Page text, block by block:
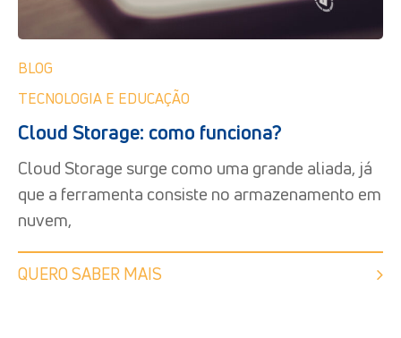
BLOG
TECNOLOGIA E EDUCAÇÃO
Cloud Storage: como funciona?
Cloud Storage surge como uma grande aliada, já
que a ferramenta consiste no armazenamento em
nuvem,
QUERO SABER MAIS